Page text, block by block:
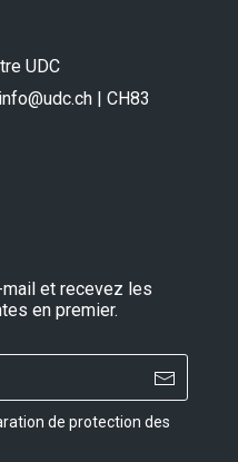
UDC
info@udc.ch | CH83
et recevez les
en premier.
de protection des